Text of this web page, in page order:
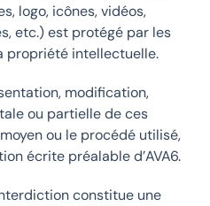
logo, icônes, vidéos,
etc.) est protégé par les
propriété intellectuelle.
modification,
ou partielle de ces
ou le procédé utilisé,
écrite préalable d’AVA6.
constitue une